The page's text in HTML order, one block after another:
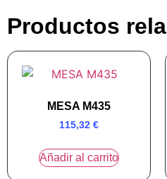
Productos
MESA M435
115,32 €
Añadir al carrito